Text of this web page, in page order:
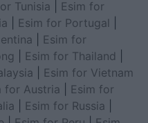
Tunisia
Esim for
Esim for Portugal
Esim for
Esim for Thailand
Esim for Vietnam
for Austria
Esim for
Esim for Russia